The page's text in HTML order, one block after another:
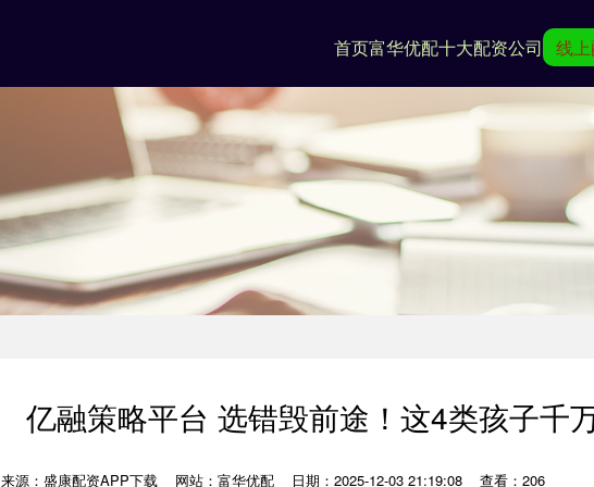
首页富华优配十大配资公司 线
亿融策略平台 选错毁前途！这4类孩子千
来源：盛康配资APP下载 网站：富华优配 日期：2025-12-03 21:19:08 查看：206